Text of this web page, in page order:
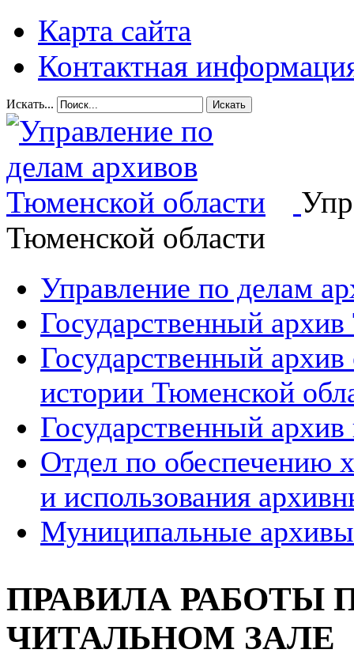
Карта сайта
Контактная
Искать... Искать
Тюменской области
Управление по делам
Государственный
Государственный
истории Тюменской
Государственный архив
Отдел по обеспечению
и использования
Муниципальные архивы
ПРАВИЛА РАБОТЫ
ЧИТАЛЬНОМ ЗАЛЕ